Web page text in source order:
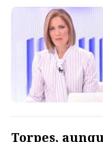
Torpes,